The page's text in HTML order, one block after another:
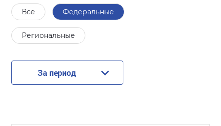
Все Федеральные
Региональные
За период